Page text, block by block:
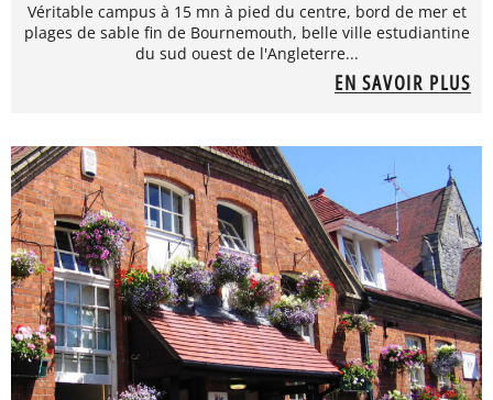
Véritable campus à 15 mn à pied du centre, bord de mer et
plages de sable fin de Bournemouth, belle ville estudiantine
du sud ouest de l'Angleterre...
EN SAVOIR PLUS